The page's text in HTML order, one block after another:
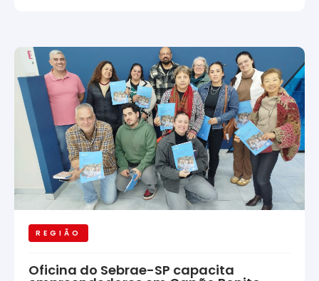
REGIÃO
Oficina do Sebrae-SP capacita